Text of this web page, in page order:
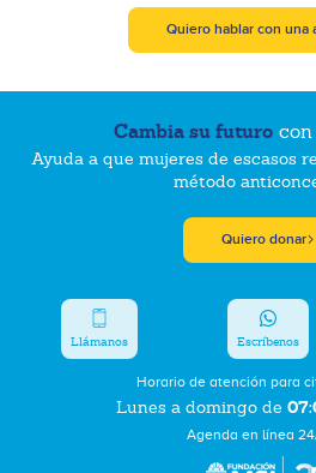
Quiero hablar con una
Cambia su futurocon
Ayuda a que mujeres de escasos
método
Quiero donar
Horario de atención para
Lunes a domingo de
Agenda en línea
Llámanos Escríbenos